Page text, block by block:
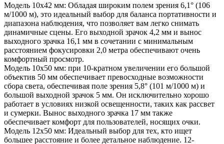
Модель 10x42 мм: Обладая широким полем зрения 6,1° (106
м/1000 м), это идеальный выбор для баланса портативности и
диапазона наблюдения, что позволяет вам легко снимать
динамичные сцены. Его выходной зрачок 4,2 мм и вынос
выходного зрачка 16,1 мм в сочетании с минимальным
расстоянием фокусировки 2,0 метра обеспечивают очень
комфортный просмотр.
Модель 10x50 мм: при 10-кратном увеличении его большой
объектив 50 мм обеспечивает превосходные возможности
сбора света, обеспечивая поле зрения 5,8° (101 м/1000 м) и
большой выходной зрачок 5 мм. Он исключительно хорошо
работает в условиях низкой освещенности, таких как рассвет
и сумерки. Вынос выходного зрачка 17 мм также
обеспечивает комфорт для пользователей, носящих очки.
Модель 12x50 мм: Идеальный выбор для тех, кто ищет
большее расстояние и более детальное наблюдение. 12-